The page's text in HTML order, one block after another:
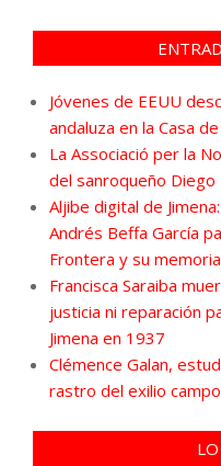
Jóvenes de EEUU
andaluza en la Casa
La Associació per la
del sanroqueño Diego
Aljibe digital de
Andrés Beffa García
Frontera y su
Francisca Saraiba
justicia ni reparación
Jimena en 1937
Clémence Galan,
rastro del exilio